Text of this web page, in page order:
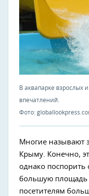
В аквапарке взрослых
впечатлений.
Фото:
Многие называют
Крыму. Конечно,
однако поспорить
большую площадь
посетителям